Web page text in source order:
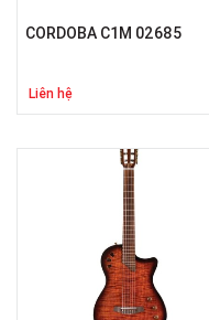
CORDOBA C1M 02685
Liên hệ